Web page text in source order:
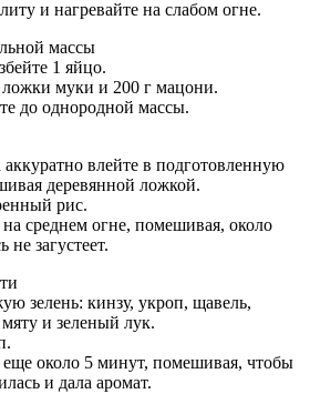
и нагревайте на слабом огне.
массы
1 яйцо.
ложки муки и 200 г мацони.
до однородной массы.
влейте в подготовленную
деревянной ложкой.
рис.
среднем огне, помешивая, около
не загустеет.
зелень: кинзу, укроп, щавель,
и зеленый лук.
около 5 минут, помешивая, чтобы
и дала аромат.